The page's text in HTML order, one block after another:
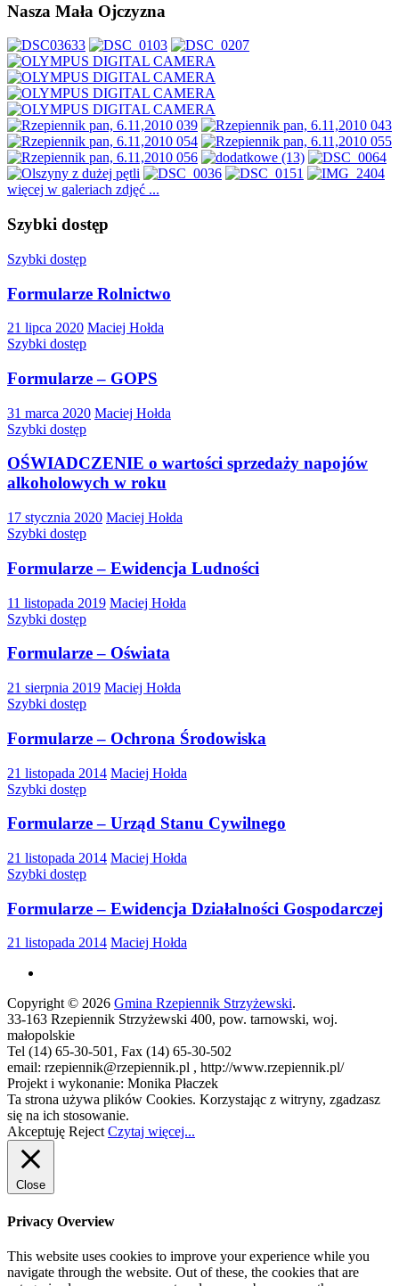
Nasza Mała Ojczyzna
więcej w galeriach zdjęć ...
Szybki dostęp
Szybki dostęp
Formularze Rolnictwo
21 lipca 2020 Maciej Hołda
Szybki dostęp
Formularze – GOPS
31 marca 2020 Maciej Hołda
Szybki dostęp
OŚWIADCZENIE o wartości sprzedaży napojów
alkoholowych w roku
17 stycznia 2020 Maciej Hołda
Szybki dostęp
Formularze – Ewidencja Ludności
11 listopada 2019 Maciej Hołda
Szybki dostęp
Formularze – Oświata
21 sierpnia 2019 Maciej Hołda
Szybki dostęp
Formularze – Ochrona Środowiska
21 listopada 2014 Maciej Hołda
Szybki dostęp
Formularze – Urząd Stanu Cywilnego
21 listopada 2014 Maciej Hołda
Szybki dostęp
Formularze – Ewidencja Działalności Gospodarczej
21 listopada 2014 Maciej Hołda
Copyright © 2026 Gmina Rzepiennik Strzyżewski.
33-163 Rzepiennik Strzyżewski 400, pow. tarnowski, woj.
małopolskie
Tel (14) 65-30-501, Fax (14) 65-30-502
email: rzepiennik@rzepiennik.pl , http://www.rzepiennik.pl/
Projekt i wykonanie: Monika Płaczek
Ta strona używa plików Cookies. Korzystając z witryny, zgadzasz
się na ich stosowanie.
Akceptuję Reject Czytaj więcej...
Close
Privacy Overview
This website uses cookies to improve your experience while you
navigate through the website. Out of these, the cookies that are